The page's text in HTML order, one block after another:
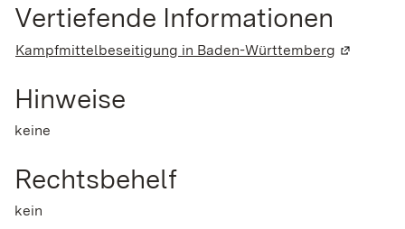
Vertiefende Informationen
Kampfmittelbeseitigung in Baden-Württemberg (Wird in
Hinweise
keine
Rechtsbehelf
kein